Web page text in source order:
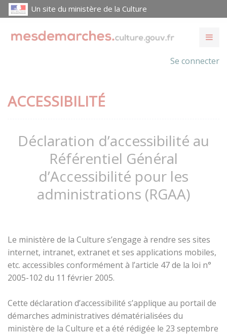
Un site du ministère de la Culture
Se connecter
ACCESSIBILITÉ
Déclaration d’accessibilité au
Référentiel Général
d’Accessibilité pour les
administrations (RGAA)
Le ministère de la Culture s’engage à rendre ses sites
internet, intranet, extranet et ses applications mobiles,
etc. accessibles conformément à l’article 47 de la loi n°
2005-102 du 11 février 2005.
Cette déclaration d’accessibilité s’applique au portail de
démarches administratives dématérialisées du
ministère de la Culture et a été rédigée le 23 septembre